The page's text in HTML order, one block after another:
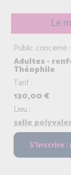
Le
Public concerné :
Adultes -
Théophile
Tarif :
130,00 €
Lieu :
salle